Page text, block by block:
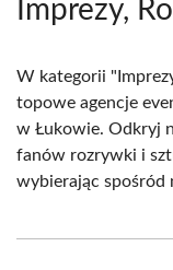
Imprezy,
W kategorii
topowe agencje
w Łukowie. Odkryj
fanów rozrywki i
wybierając spośród